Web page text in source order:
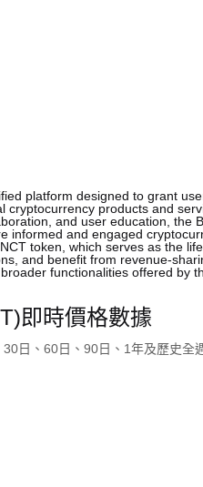
platform designed to grant
cryptocurrency products and
and user education,
informed and engaged
token, which serves as the
and benefit from revenue-
functionalities offered by
即時價格數據
日、60日、90日、1年及歷史全